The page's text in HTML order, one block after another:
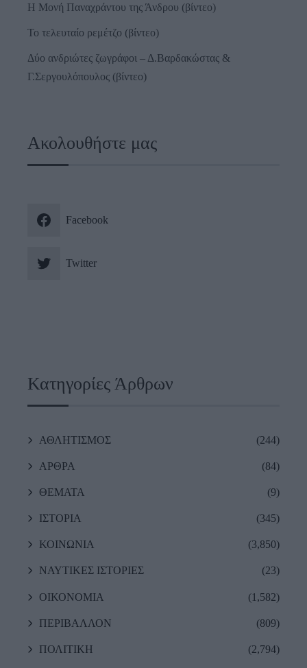
Η Μονή Παναχράντου της Άνδρου (βίντεο)
Το τελευταίο ρεμέτζο (βίντεο)
Δύο ανδριώτες ζωγράφοι – Δ.Βαρδακώστας &
Γ.Σεργουλόπουλος (βίντεο)
Ακολουθήστε μας
Facebook
Twitter
Κατηγορίες Άρθρων
ΑΘΛΗΤΙΣΜΟΣ (244)
ΑΡΘΡΑ (84)
ΘΕΜΑΤΑ (9)
ΙΣΤΟΡΙΑ (345)
ΚΟΙΝΩΝΙΑ (3,850)
ΝΑΥΤΙΚΕΣ ΙΣΤΟΡΙΕΣ (23)
ΟΙΚΟΝΟΜΙΑ (1,582)
ΠΕΡΙΒΑΛΛΟΝ (809)
ΠΟΛΙΤΙΚΗ (2,794)